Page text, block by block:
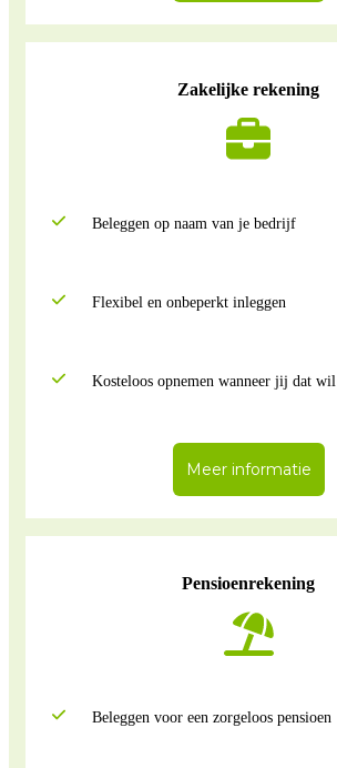
Zakelijke rekening
Beleggen op naam van je bedrijf
Flexibel en onbeperkt inleggen
Kosteloos opnemen wanneer jij dat wil
Meer informatie
Pensioenrekening
Beleggen voor een zorgeloos pensioen